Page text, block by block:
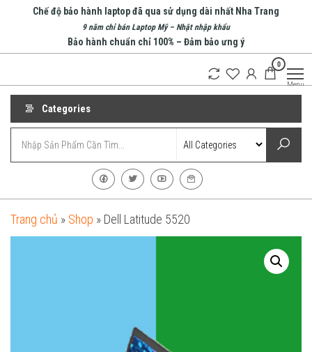
Chế độ bảo hành laptop đã qua sử dụng dài nhất Nha Trang
9 năm chỉ bán Laptop Mỹ – Nhật nhập khẩu
Bảo hành chuẩn chỉ 100% – Đảm bảo ưng ý
Computer
0
Menu
Categories
Trang chủ » Shop » Dell Latitude 5520